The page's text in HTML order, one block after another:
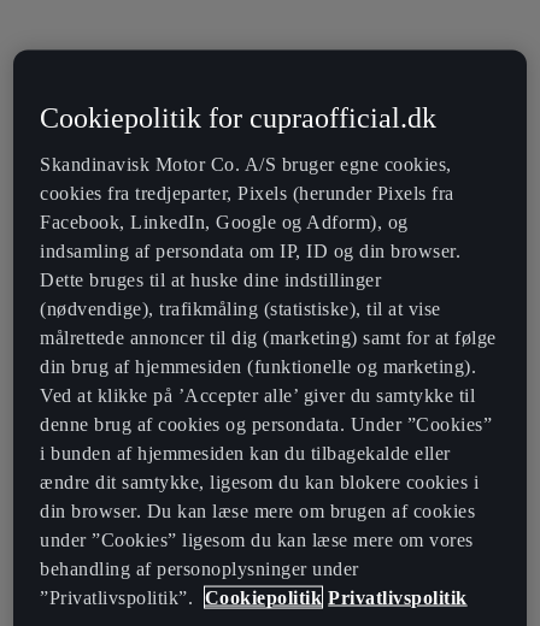
Cookiepolitik for cupraofficial.dk
Skandinavisk Motor Co. A/S bruger egne cookies,
cookies fra tredjeparter, Pixels (herunder Pixels fra
Facebook, LinkedIn, Google og Adform), og
indsamling af persondata om IP, ID og din browser.
Dette bruges til at huske dine indstillinger
(nødvendige), trafikmåling (statistiske), til at vise
målrettede annoncer til dig (marketing) samt for at følge
din brug af hjemmesiden (funktionelle og marketing).
Ved at klikke på ’Accepter alle’ giver du samtykke til
denne brug af cookies og persondata. Under ”Cookies”
i bunden af hjemmesiden kan du tilbagekalde eller
ændre dit samtykke, ligesom du kan blokere cookies i
din browser. Du kan læse mere om brugen af cookies
under ”Cookies” ligesom du kan læse mere om vores
behandling af personoplysninger under
”Privatlivspolitik”.
Cookiepolitik Privatlivspolitik